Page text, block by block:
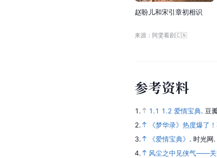
赵盼儿和宋引 章初相识
来源：阿雯看剧🇨🇳
参考资料
1. 1.1 1.2 爱情宝典. 豆
2.
《梦华录》热度爆了
3.
《爱情宝典》 . 时光网.
4.
风尘之中见侠气——关